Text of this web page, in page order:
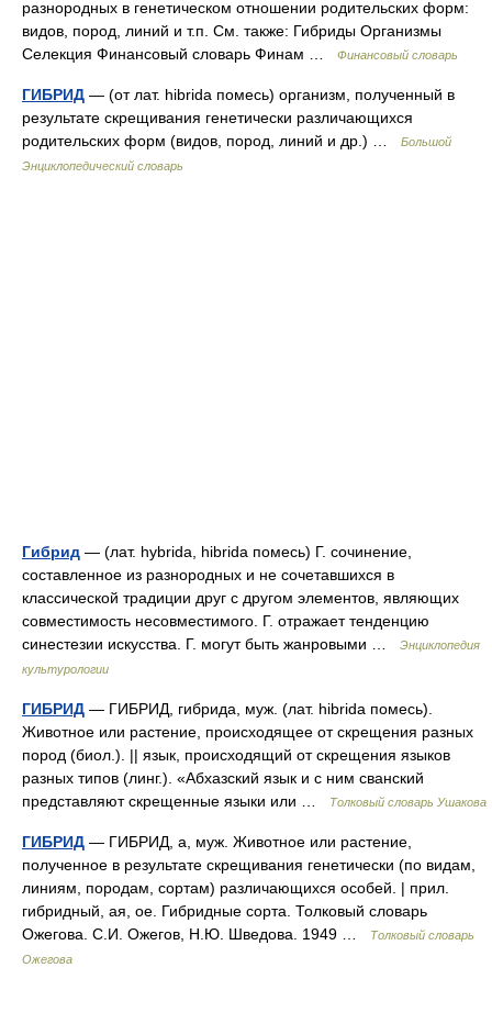
разнородных в генетическом отношении родительских форм:
видов, пород, линий и т.п. См. также: Гибриды Организмы
Селекция Финансовый словарь Финам …
Финансовый словарь
ГИБРИД — (от лат. hibrida помесь) организм, полученный в
результате скрещивания генетически различающихся
родительских форм (видов, пород, линий и др.) …
Большой
Энциклопедический словарь
Гибрид — (лат. hybrida, hibrida помесь) Г. сочинение,
составленное из разнородных и не сочетавшихся в
классической традиции друг с другом элементов, являющих
совместимость несовместимого. Г. отражает тенденцию
синестезии искусства. Г. могут быть жанровыми …
Энциклопедия
культурологии
ГИБРИД — ГИБРИД, гибрида, муж. (лат. hibrida помесь).
Животное или растение, происходящее от скрещения разных
пород (биол.). || язык, происходящий от скрещения языков
разных типов (линг.). «Абхазский язык и с ним сванский
представляют скрещенные языки или …
Толковый словарь Ушакова
ГИБРИД — ГИБРИД, а, муж. Животное или растение,
полученное в результате скрещивания генетически (по видам,
линиям, породам, сортам) различающихся особей. | прил.
гибридный, ая, ое. Гибридные сорта. Толковый словарь
Ожегова. С.И. Ожегов, Н.Ю. Шведова. 1949 …
Толковый словарь
Ожегова